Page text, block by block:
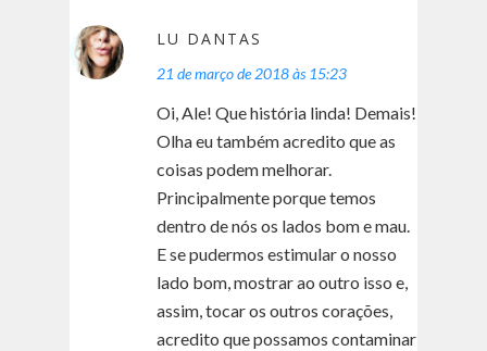
LU DANTAS
21 de março de 2018 às 15:23
Oi, Ale! Que história linda! Demais!
Olha eu também acredito que as
coisas podem melhorar.
Principalmente porque temos
dentro de nós os lados bom e mau.
E se pudermos estimular o nosso
lado bom, mostrar ao outro isso e,
assim, tocar os outros corações,
acredito que possamos contaminar